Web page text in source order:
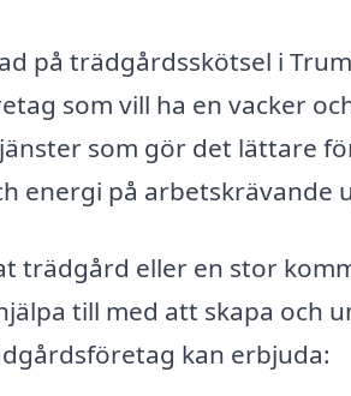
på trädgårdsskötsel i
som vill ha en vacker
som gör det lättare
energi på arbetskrävande
trädgård eller en stor
till med att skapa och
kan erbjuda: